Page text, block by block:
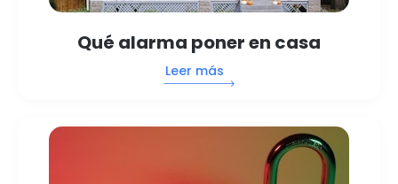
Qué alarma poner en casa
Leer más